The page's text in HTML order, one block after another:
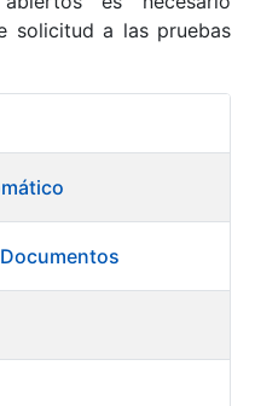
solicitud a las pruebas